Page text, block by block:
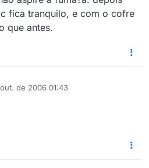
fica tranquilo, e com o cofre
que antes.
de 2006 01:43